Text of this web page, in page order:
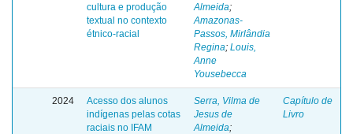
cultura e produção
textual no contexto
étnico-racial
Almeida;
Amazonas-
Passos, Mirlândia
Regina; Louis,
Anne
Yousebecca
2024
Acesso dos alunos
indígenas pelas cotas
raciais no IFAM
Serra, Vilma de
Jesus de
Almeida;
Capítulo de
Livro